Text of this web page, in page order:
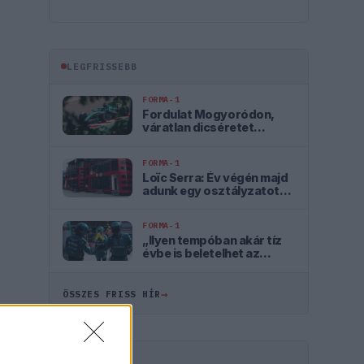
LEGFRISSEBB
FORMA-1
Fordulat Mogyoródon,
váratlan dicséretet
FORMA-1
Loïc Serra: Év végén majd
adunk egy osztályzatot
FORMA-1
„Ilyen tempóban akár tíz
évbe is beletelhet az
ÖSSZES FRISS HÍR→